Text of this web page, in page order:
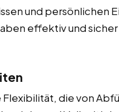
und persönlichen
effektiv und
die von